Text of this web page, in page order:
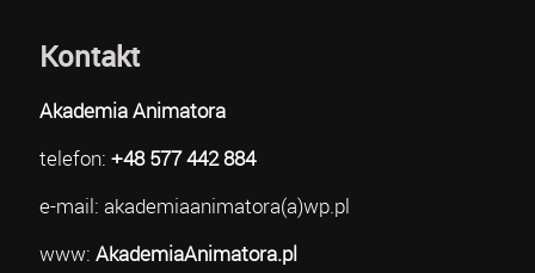
Kontakt
Akademia Animatora
telefon: +48 577 442 884
e-mail: akademiaanimatora(a)wp.pl
www: AkademiaAnimatora.pl